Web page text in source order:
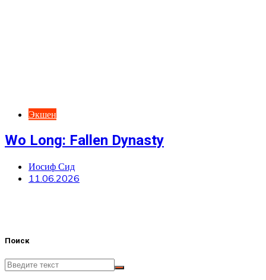
Экшен
Wo Long: Fallen Dynasty
Иосиф Сид
11.06.2026
Поиск